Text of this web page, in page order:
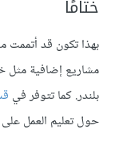
ختامًا
بهذا تكون قد أتممت
مشاريع إضافية مثل
بلندر. كما تتوفر في
حول تعليم العمل على